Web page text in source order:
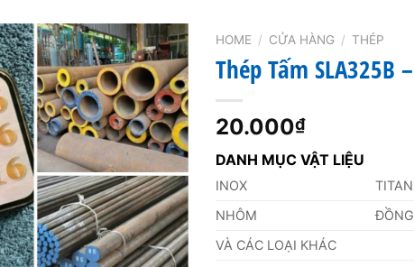
HOME / CỬA HÀNG / THÉP
Thép Tấm SLA325B
20.000₫
DANH MỤC VẬT LIỆU
INOX TITAN
NHÔM
ĐỒNG
VÀ CÁC LOẠI KHÁC